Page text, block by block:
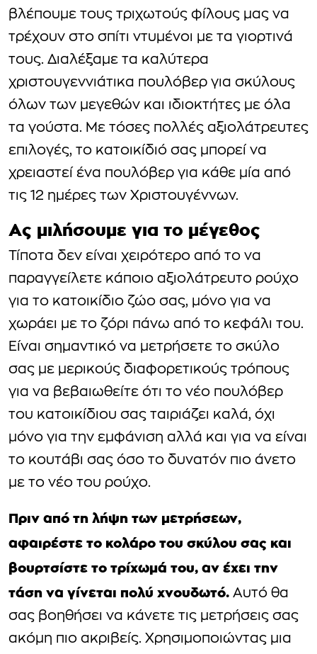
βλέπουμε τους τριχωτούς φίλους μας να
τρέχουν στο σπίτι ντυμένοι με τα γιορτινά
τους. Διαλέξαμε τα καλύτερα
χριστουγεννιάτικα πουλόβερ για σκύλους
όλων των μεγεθών και ιδιοκτήτες με όλα
τα γούστα. Με τόσες πολλές αξιολάτρευτες
επιλογές, το κατοικίδιό σας μπορεί να
χρειαστεί ένα πουλόβερ για κάθε μία από
τις 12 ημέρες των Χριστουγέννων.
Ας μιλήσουμε για το μέγεθος
Τίποτα δεν είναι χειρότερο από το να
παραγγείλετε κάποιο αξιολάτρευτο ρούχο
για το κατοικίδιο ζώο σας, μόνο για να
χωράει με το ζόρι πάνω από το κεφάλι του.
Είναι σημαντικό να μετρήσετε το σκύλο
σας με μερικούς διαφορετικούς τρόπους
για να βεβαιωθείτε ότι το νέο πουλόβερ
του κατοικίδιου σας ταιριάζει καλά, όχι
μόνο για την εμφάνιση αλλά και για να είναι
το κουτάβι σας όσο το δυνατόν πιο άνετο
με το νέο του ρούχο.
Πριν από τη λήψη των μετρήσεων,
αφαιρέστε το κολάρο του σκύλου σας και
βουρτσίστε το τρίχωμά του, αν έχει την
τάση να γίνεται πολύ χνουδωτό. Αυτό θα
σας βοηθήσει να κάνετε τις μετρήσεις σας
ακόμη πιο ακριβείς. Χρησιμοποιώντας μια